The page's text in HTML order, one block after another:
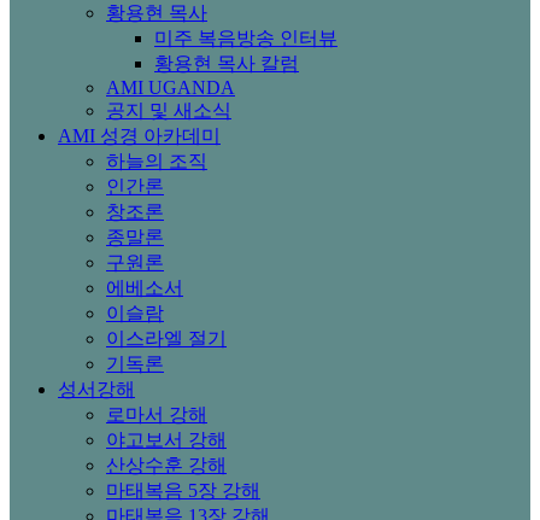
황용현 목사
미주 복음방송 인터뷰
황용현 목사 칼럼
AMI UGANDA
공지 및 새소식
AMI 성경 아카데미
하늘의 조직
인간론
창조론
종말론
구원론
에베소서
이슬람
이스라엘 절기
기독론
성서강해
로마서 강해
야고보서 강해
산상수훈 강해
마태복음 5장 강해
마태복음 13장 강해